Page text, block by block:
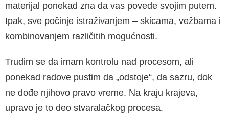
materijal ponekad zna da vas povede svojim putem.
Ipak, sve počinje istraživanjem – skicama, vežbama i
kombinovanjem različitih mogućnosti.
Trudim se da imam kontrolu nad procesom, ali
ponekad radove pustim da „odstoje“, da sazru, dok
ne dođe njihovo pravo vreme. Na kraju krajeva,
upravo je to deo stvaralačkog procesa.